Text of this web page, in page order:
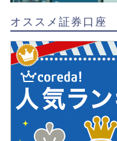
オススメ証券口座